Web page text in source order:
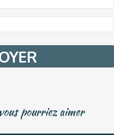
pourriez aimer